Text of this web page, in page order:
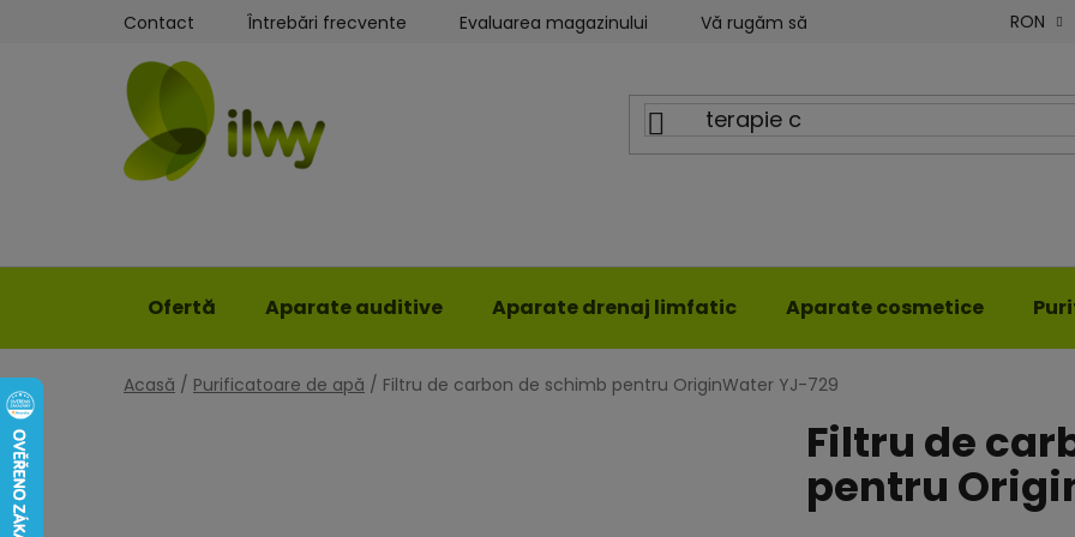
Contact Întrebări frecvente Evaluarea magazinului Vă rugăm să ne scrieți Blog ILWYRON
Ofertă Aparate auditive Aparate drenaj limfatic Aparate cosmetice
Acasă / Purificatoare de apă / Filtru de carbon de schimb pentru OriginWater YJ-729
Filtru de
pentru